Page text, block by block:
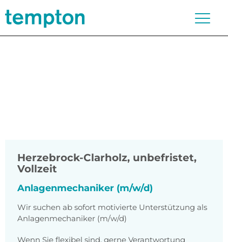
Herzebrock-Clarholz, unbefristet,
Vollzeit
Anlagenmechaniker (m/w/d)
Wir suchen ab sofort motivierte Unterstützung als
Anlagenmechaniker (m/w/d)
Wenn Sie flexibel sind, gerne Verantwortung